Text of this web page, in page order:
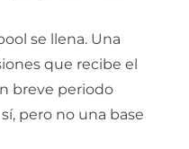
se llena. Una
que recibe el
breve periodo
pero no una base